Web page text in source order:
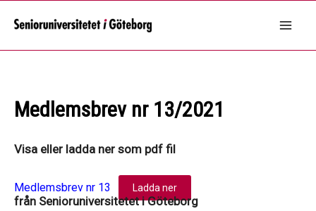
innehåll
Medlemsbrev nr 13/2021
Visa eller ladda ner som pdf fil
Medlemsbrev nr 13 Ladda ner
från Senioruniversitetet i Göteborg